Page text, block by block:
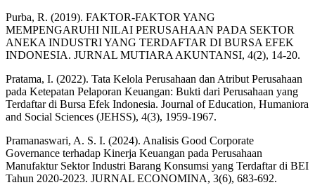
Purba, R. (2019). FAKTOR-FAKTOR YANG
MEMPENGARUHI NILAI PERUSAHAAN PADA SEKTOR
ANEKA INDUSTRI YANG TERDAFTAR DI BURSA EFEK
INDONESIA. JURNAL MUTIARA AKUNTANSI, 4(2), 14-20.
Pratama, I. (2022). Tata Kelola Perusahaan dan Atribut Perusahaan
pada Ketepatan Pelaporan Keuangan: Bukti dari Perusahaan yang
Terdaftar di Bursa Efek Indonesia. Journal of Education, Humaniora
and Social Sciences (JEHSS), 4(3), 1959-1967.
Pramanaswari, A. S. I. (2024). Analisis Good Corporate
Governance terhadap Kinerja Keuangan pada Perusahaan
Manufaktur Sektor Industri Barang Konsumsi yang Terdaftar di BEI
Tahun 2020-2023. JURNAL ECONOMINA, 3(6), 683-692.